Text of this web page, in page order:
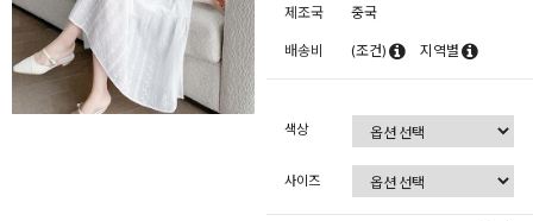
제조국 중국
배송비 (조건) 지역별
색상
사이즈